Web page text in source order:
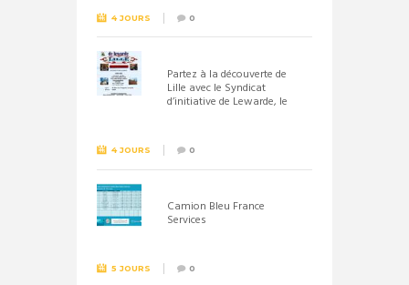
4 JOURS 0
Partez à la découverte de
Lille avec le Syndicat
d’initiative de Lewarde, le
4 JOURS 0
Camion Bleu France
Services
5 JOURS 0